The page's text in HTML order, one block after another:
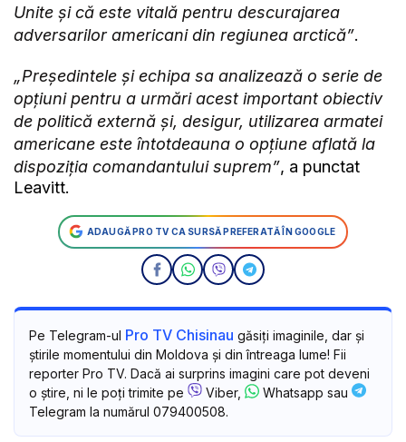
Unite și că este vitală pentru descurajarea
adversarilor americani din regiunea arctică”.
„Președintele și echipa sa analizează o serie de
opțiuni pentru a urmări acest important obiectiv
de politică externă și, desigur, utilizarea armatei
americane este întotdeauna o opțiune aflată la
dispoziția comandantului suprem”, a punctat
Leavitt.
ADAUGĂ PRO TV CA SURSĂ PREFERATĂ ÎN GOOGLE
Pe Telegram-ul Pro TV Chisinau găsiți imaginile, dar și
știrile momentului din Moldova și din întreaga lume! Fii
reporter Pro TV. Dacă ai surprins imagini care pot deveni
o știre, ni le poți trimite pe
Viber,
Whatsapp sau
Telegram la numărul 079400508.